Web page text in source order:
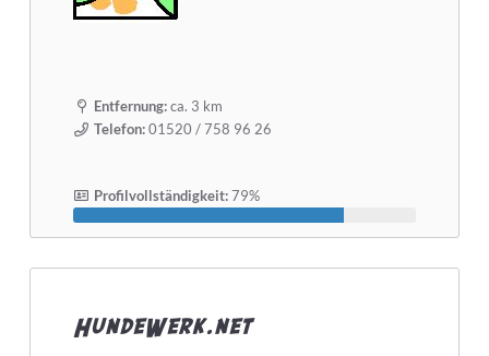
Entfernung:ca. 3 km
Telefon:01520 / 758 96 26
Profilvollständigkeit:79%
HundeWerk.net